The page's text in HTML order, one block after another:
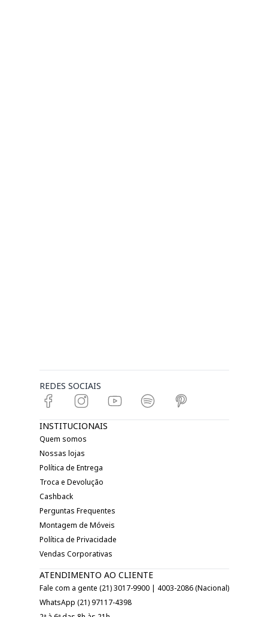
REDES SOCIAIS
INSTITUCIONAIS
Quem somos
Nossas lojas
Política de Entrega
Troca e Devolução
Cashback
Perguntas Frequentes
Montagem de Móveis
Política de Privacidade
Vendas Corporativas
ATENDIMENTO AO CLIENTE
Fale com a gente (21) 3017-9900 | 4003-2086 (Nacional)
WhatsApp (21) 97117-4398